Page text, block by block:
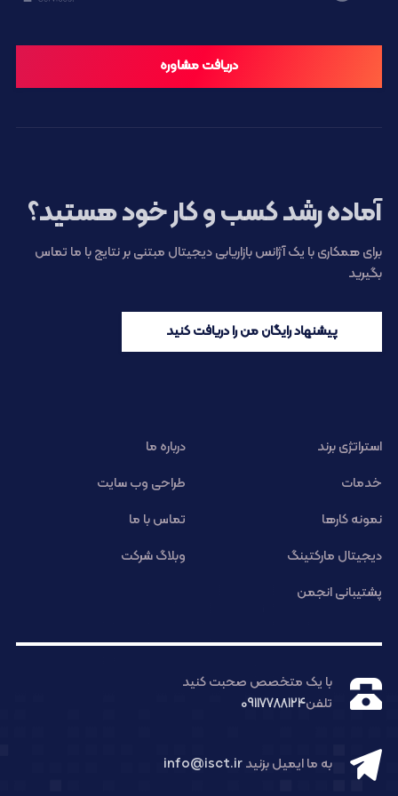
دریافت مشاوره
آماده رشد کسب و کار خود هستید؟
برای همکاری با یک آژانس بازاریابی دیجیتال مبتنی بر نتایج با ما تماس
بگیرید
پیشنهاد رایگان من را دریافت کنید
استراتژی برند
درباره ما
خدمات
طراحی وب سایت
نمونه کارها
تماس با ما
دیجیتال مارکتینگ
وبلاگ شرکت
پشتیبانی انجمن
با یک متخصص صحبت کنید
تلفن09117788124
به ما ایمیل بزنیدinfo@isct.ir